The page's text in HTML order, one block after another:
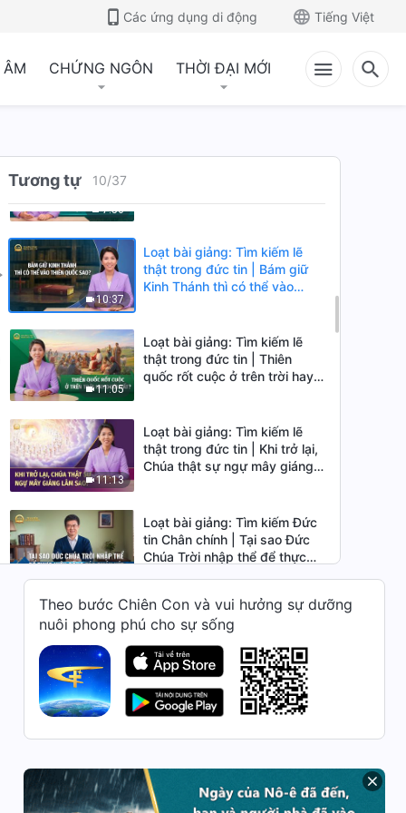
Các ứng dụng di động Tiếng Việt
ÂM CHỨNG NGÔN THỜI ĐẠI MỚI
Tương tự 10/37
19:38
muốn nghênh đón Chúa thì
Loạt bài giảng: Tìm kiếm lẽ
thật trong đức tin | Ý nghĩa
7:56
Loạt bài giảng: Tìm kiếm lẽ
10:37
Loạt bài giảng: Tìm kiếm lẽ
thật trong đức tin | Bám giữ
Kinh Thánh thì có thể vào
11:05
Loạt bài giảng: Tìm kiếm lẽ
thật trong đức tin | Thiên
quốc rốt cuộc ở trên trời hay
11:13
Loạt bài giảng: Tìm kiếm lẽ
thật trong đức tin | Khi trở lại,
Chúa thật sự ngự mây giáng
Loạt bài giảng: Tìm kiếm Đức
tin Chân chính | Tại sao Đức
Chúa Trời nhập thể để thực
30:48
Loạt bài giảng: Tìm kiếm Đức
tin Chân chính | Phân biệt
Christ giả với Đấng Christ thật
Loạt bài giảng: Tìm kiếm Đức
tin Chân chính | Nhận biết ba
giai đoạn công tác đều do
thực hiện
Loạt bài giảng: Tìm kiếm Đức
tin Chân chính | Vì sao Đức
Theo bước Chiên Con và vui hưởng sự dưỡng
nuôi phong phú cho sự sống